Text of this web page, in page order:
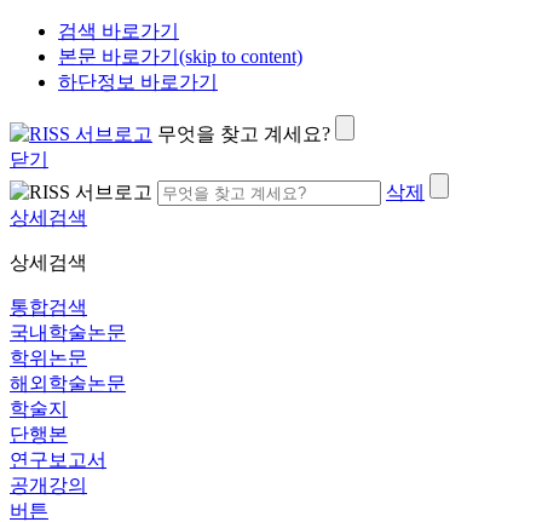
검색 바로가기
본문 바로가기(skip to content)
하단정보 바로가기
무엇을 찾고 계세요?
닫기
삭제
상세검색
상세검색
통합검색
국내학술논문
학위논문
해외학술논문
학술지
단행본
연구보고서
공개강의
버튼